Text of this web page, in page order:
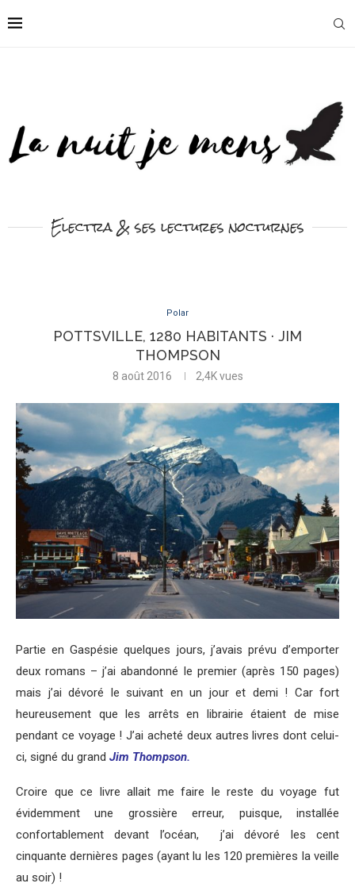
Electra & ses lectures nocturnes
Polar
POTTSVILLE, 1280 HABITANTS · JIM
THOMPSON
8 août 2016 2,4Kvues
Partie en Gaspésie quelques jours, j’avais prévu d’emporter
deux romans – j’ai abandonné le premier (après 150 pages)
mais j’ai dévoré le suivant en un jour et demi ! Car fort
heureusement que les arrêts en librairie étaient de mise
pendant ce voyage ! J’ai acheté deux autres livres dont celui-
ci, signé du grand Jim Thompson.
Croire que ce livre allait me faire le reste du voyage fut
évidemment une grossière erreur, puisque, installée
confortablement devant l’océan, j’ai dévoré les cent
cinquante dernières pages (ayant lu les 120 premières la veille
au soir) !